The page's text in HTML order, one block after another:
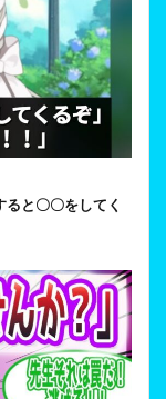
と〇〇をしてく